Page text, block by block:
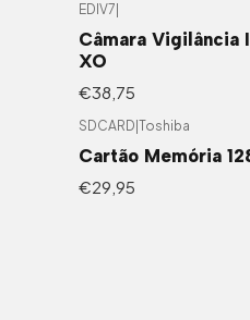
EDIV7|
Câmara Vigilância
XO
€38,75
SDCARD Toshiba
Cartão Memória
€29,95